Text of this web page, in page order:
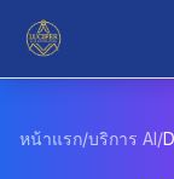
หน้าแรก/บริการ AI/